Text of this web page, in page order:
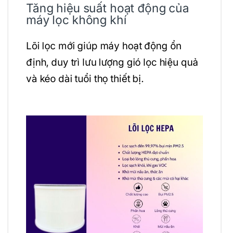
Tăng hiệu suất hoạt động của
máy lọc không khí
Lõi lọc mới giúp máy hoạt động ổn
định, duy trì lưu lượng gió lọc hiệu quả
và kéo dài tuổi thọ thiết bị.